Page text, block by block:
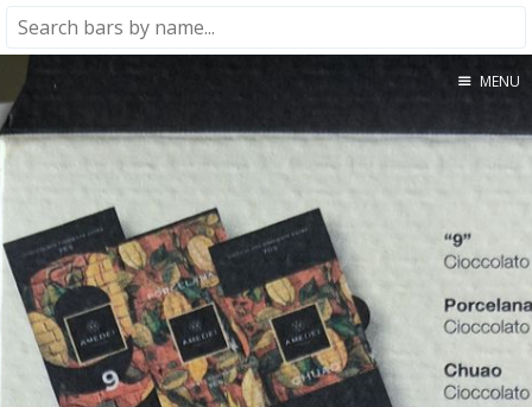
About
★★☆☆☆
★☆☆☆☆
Privacy Policy
MENU